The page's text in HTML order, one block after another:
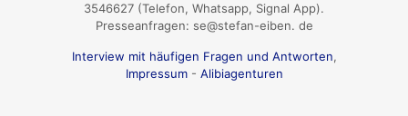
3546627 (Telefon, Whatsapp, Signal App).
Presseanfragen: se@stefan-eiben. de
Interview mit häufigen Fragen und Antworten,
Impressum- Alibiagenturen